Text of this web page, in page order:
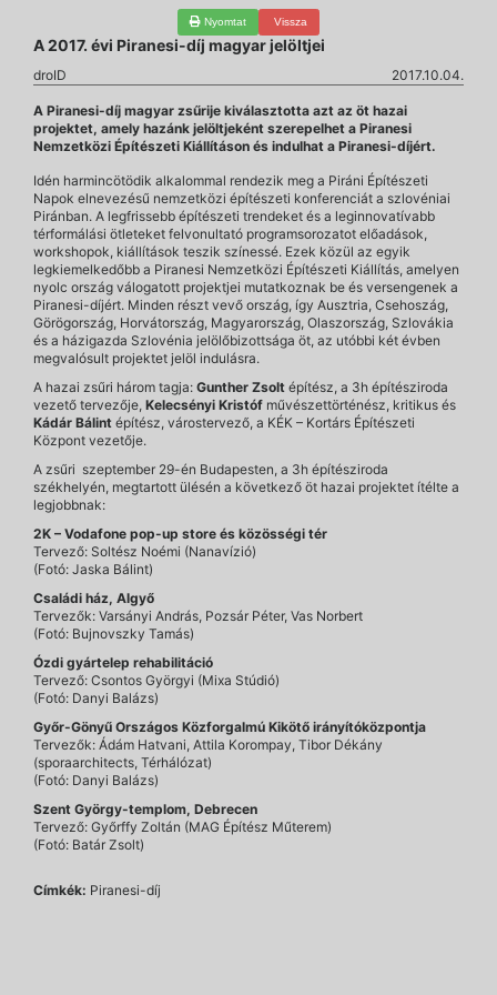
Nyomtat Vissza
A 2017. évi Piranesi-díj magyar jelöltjei
droID 2017.10.04.
A Piranesi-díj magyar zsűrije kiválasztotta azt az öt hazai
projektet, amely hazánk jelöltjeként szerepelhet a Piranesi
Nemzetközi Építészeti Kiállításon és indulhat a Piranesi-díjért.
Idén harmincötödik alkalommal rendezik meg a Piráni Építészeti
Napok elnevezésű nemzetközi építészeti konferenciát a szlovéniai
Piránban. A legfrissebb építészeti trendeket és a leginnovatívabb
térformálási ötleteket felvonultató programsorozatot előadások,
workshopok, kiállítások teszik színessé. Ezek közül az egyik
legkiemelkedőbb a Piranesi Nemzetközi Építészeti Kiállítás, amelyen
nyolc ország válogatott projektjei mutatkoznak be és versengenek a
Piranesi-díjért. Minden részt vevő ország, így Ausztria, Csehoszág,
Görögország, Horvátország, Magyarország, Olaszország, Szlovákia
és a házigazda Szlovénia jelölőbizottsága öt, az utóbbi két évben
megvalósult projektet jelöl indulásra.
A hazai zsűri három tagja: Gunther Zsolt építész, a 3h építésziroda
vezető tervezője, Kelecsényi Kristóf művészettörténész, kritikus és
Kádár Bálint építész, várostervező, a KÉK – Kortárs Építészeti
Központ vezetője.
A zsűri szeptember 29-én Budapesten, a 3h építésziroda
székhelyén, megtartott ülésén a következő öt hazai projektet ítélte a
legjobbnak:
2K – Vodafone pop-up store és közösségi tér
Tervező: Soltész Noémi (Nanavízió)
(Fotó: Jaska Bálint)
Családi ház, Algyő
Tervezők: Varsányi András, Pozsár Péter, Vas Norbert
(Fotó: Bujnovszky Tamás)
Ózdi gyártelep rehabilitáció
Tervező: Csontos Györgyi (Mixa Stúdió)
(Fotó: Danyi Balázs)
Győr-Gönyű Országos Közforgalmú Kikötő irányítóközpontja
Tervezők: Ádám Hatvani, Attila Korompay, Tibor Dékány
(sporaarchitects, Térhálózat)
(Fotó: Danyi Balázs)
Szent György-templom, Debrecen
Tervező: Győrffy Zoltán (MAG Építész Műterem)
(Fotó: Batár Zsolt)
Címkék: Piranesi-díj